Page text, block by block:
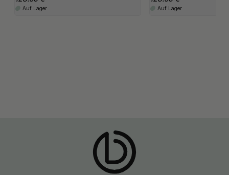
Auf Lager Auf Lager